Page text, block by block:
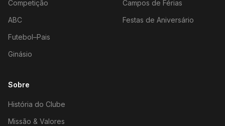
Competição
ABC
Futebol–Pais
Ginásio
Campos de Férias
Festas de Aniversário
Sobre
História do Clube
Missão & Valores